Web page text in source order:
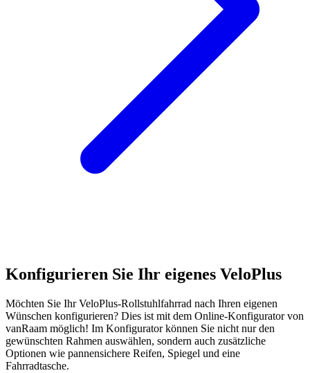
Konfigurieren Sie Ihr eigenes VeloPlus
Möchten Sie Ihr VeloPlus-Rollstuhlfahrrad nach Ihren eigenen
Wünschen konfigurieren? Dies ist mit dem Online-Konfigurator von
vanRaam möglich! Im Konfigurator können Sie nicht nur den
gewünschten Rahmen auswählen, sondern auch zusätzliche
Optionen wie pannensichere Reifen, Spiegel und eine
Fahrradtasche.